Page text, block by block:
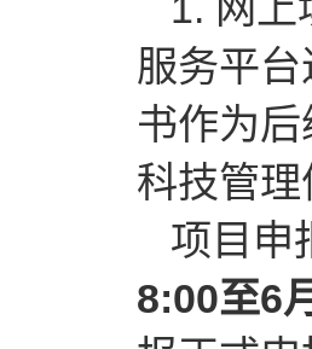
服务平
书作为
科技管
项目申
8:00至6